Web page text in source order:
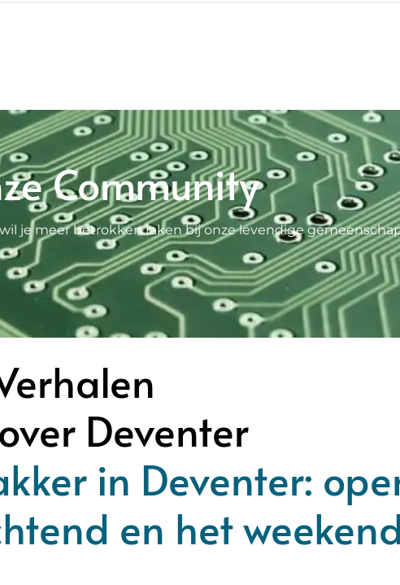
Community
je meer betrokken raken bij onze levendige
Deventer
in Deventer:
en het